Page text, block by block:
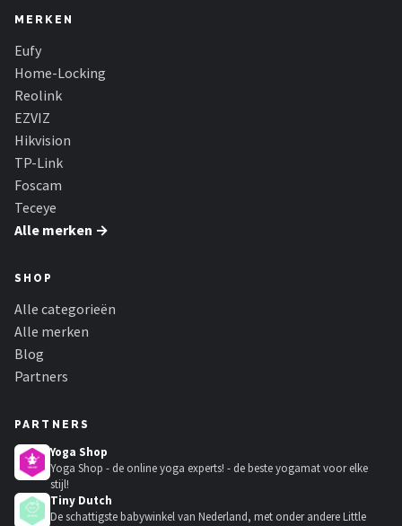
MERKEN
Eufy
Home-Locking
Reolink
EZVIZ
Hikvision
TP-Link
Foscam
Teceye
Alle merken →
SHOP
Alle categorieën
Alle merken
Blog
Partners
PARTNERS
Yoga Shop
Yoga Shop - de online yoga experts! - de beste yogamat voor elke
stijl!
Tiny Dutch
De schattigste babywinkel van Nederland, met onder andere Little